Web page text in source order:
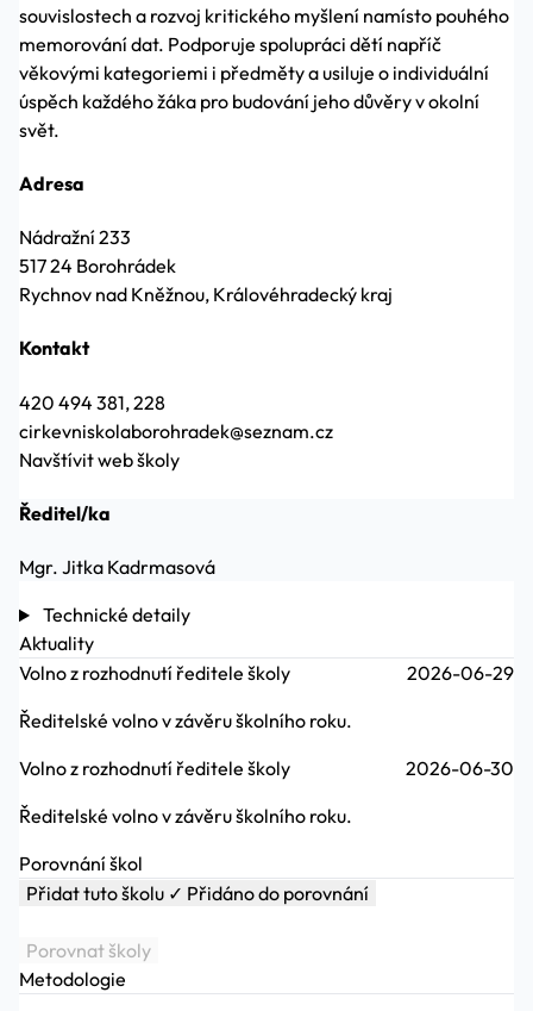
souvislostech a rozvoj kritického myšlení namísto pouhého
memorování dat. Podporuje spolupráci dětí napříč
věkovými kategoriemi i předměty a usiluje o individuální
úspěch každého žáka pro budování jeho důvěry v okolní
svět.
Adresa
Nádražní 233
517 24 Borohrádek
Rychnov nad Kněžnou, Královéhradecký kraj
Kontakt
420 494 381, 228
cirkevniskolaborohradek@seznam.cz
Navštívit web školy
Ředitel/ka
Mgr. Jitka Kadrmasová
Technické detaily
Aktuality
Volno z rozhodnutí ředitele školy
2026-06-29
Ředitelské volno v závěru školního roku.
Volno z rozhodnutí ředitele školy
2026-06-30
Ředitelské volno v závěru školního roku.
Porovnání škol
Přidat tuto školu ✓ Přidáno do porovnání
Porovnat školy
Metodologie